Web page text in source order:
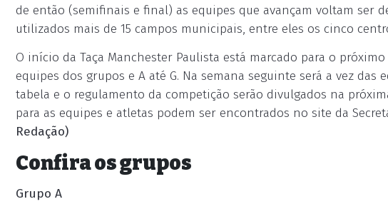
de então (semifinais e final) as equipes que avançam voltam ser
utilizados mais de 15 campos municipais, entre eles os cinco
O início da Taça Manchester Paulista está marcado para o
equipes dos grupos e A até G. Na semana seguinte será a vez
tabela e o regulamento da competição serão divulgados na
para as equipes e atletas podem ser encontrados no site da
Redação)
Confira os grupos
Grupo A